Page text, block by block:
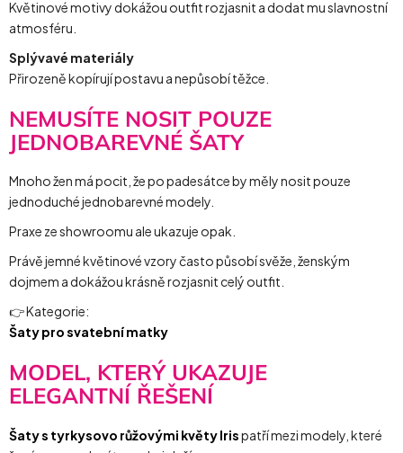
Květinové motivy dokážou outfit rozjasnit a dodat mu slavnostní
atmosféru.
Splývavé materiály
Přirozeně kopírují postavu a nepůsobí těžce.
NEMUSÍTE NOSIT POUZE
JEDNOBAREVNÉ ŠATY
Mnoho žen má pocit, že po padesátce by měly nosit pouze
jednoduché jednobarevné modely.
Praxe ze showroomu ale ukazuje opak.
Právě jemné květinové vzory často působí svěže, ženským
dojmem a dokážou krásně rozjasnit celý outfit.
👉 Kategorie:
Šaty pro svatební matky
MODEL, KTERÝ UKAZUJE
ELEGANTNÍ ŘEŠENÍ
Šaty s tyrkysovo růžovými květy Irispatří mezi modely, které